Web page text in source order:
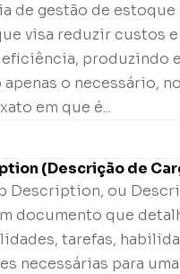
de gestão de estoque
visa reduzir custos e
eficiência, produzindo e
o necessário, no
em que é...
(Descrição de
Description, ou
documento que
tarefas,
necessárias para uma